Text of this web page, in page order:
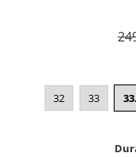
32 33